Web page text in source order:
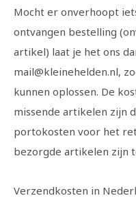
Mocht er onverhoopt
ontvangen bestelling
artikel) laat je het ons
mail@kleinehelden.nl,
kunnen oplossen. De
missende artikelen zijn
portokosten voor het
bezorgde artikelen zijn
Verzendkosten in